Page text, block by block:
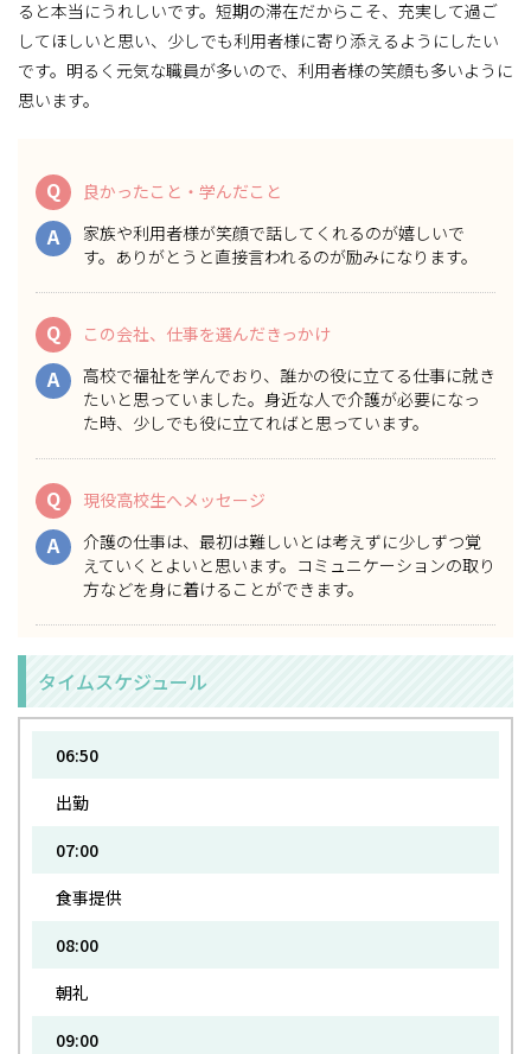
ると本当にうれしいです。短期の滞在だからこそ、充実して過ご
してほしいと思い、少しでも利用者様に寄り添えるようにしたい
です。明るく元気な職員が多いので、利用者様の笑顔も多いように
思います。
Q 良かったこと・学んだこと
A
家族や利用者様が笑顔で話してくれるのが嬉しいで
す。ありがとうと直接言われるのが励みになります。
Q この会社、仕事を選んだきっかけ
A
高校で福祉を学んでおり、誰かの役に立てる仕事に就き
たいと思っていました。身近な人で介護が必要になっ
た時、少しでも役に立てればと思っています。
Q 現役高校生へメッセージ
A
介護の仕事は、最初は難しいとは考えずに少しずつ覚
えていくとよいと思います。コミュニケーションの取り
方などを身に着けることができます。
タイムスケジュール
06:50
出勤
07:00
食事提供
08:00
朝礼
09:00